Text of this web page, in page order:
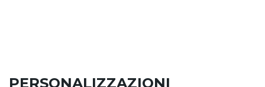
PERSONALIZZAZIONI